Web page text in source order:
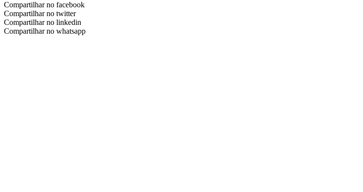
Compartilhar no facebook
Compartilhar no twitter
Compartilhar no linkedin
Compartilhar no whatsapp